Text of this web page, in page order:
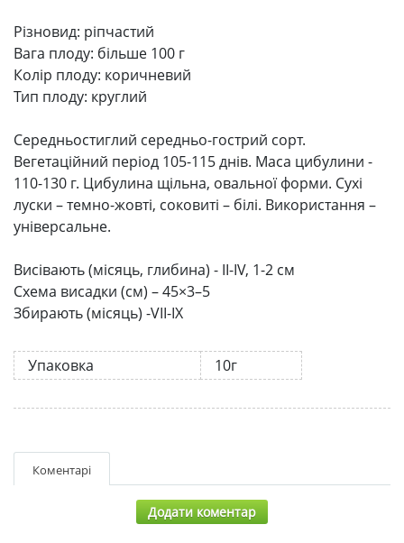
Різновид: ріпчастий
Вага плоду: більше 100 г
Колір плоду: коричневий
Тип плоду: круглий
Середньостиглий середньо-гострий сорт.
Вегетаційний період 105-115 днів. Маса цибулини -
110-130 г. Цибулина щільна, овальної форми. Сухі
луски – темно-жовті, соковиті – білі. Використання –
універсальне.
Висівають (місяць, глибина) - II-IV, 1-2 см
Схема висадки (см) – 45×3–5
Збирають (місяць) -VII-IX
Упаковка 10г
Коментарі
Додати коментар